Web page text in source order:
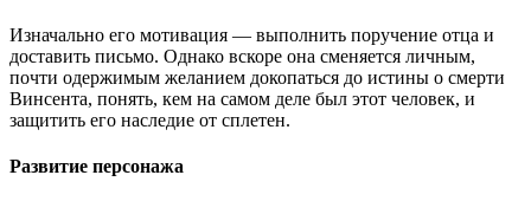
Изначально его мотивация — выполнить поручение отца и
доставить письмо. Однако вскоре она сменяется личным,
почти одержимым желанием докопаться до истины о смерти
Винсента, понять, кем на самом деле был этот человек, и
защитить его наследие от сплетен.
Развитие персонажа